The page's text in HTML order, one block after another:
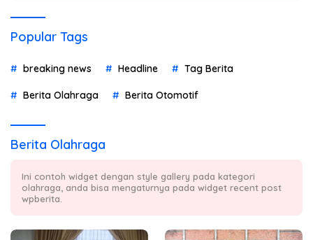
Popular Tags
breaking news Headline Tag Berita
Berita Olahraga Berita Otomotif
Berita Olahraga
Ini contoh widget dengan style gallery pada kategori
olahraga, anda bisa mengaturnya pada widget recent post
wpberita.